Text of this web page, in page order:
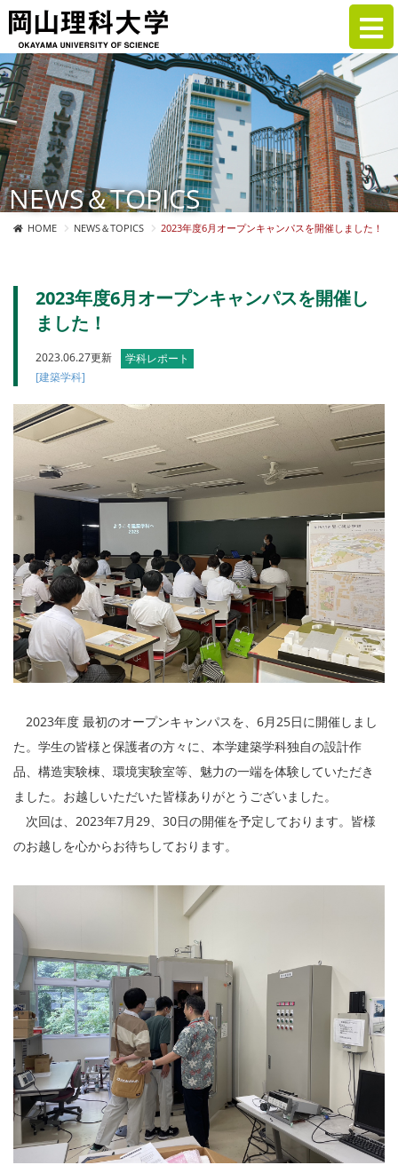
NEWS＆TOPICS
HOME NEWS＆TOPICS 2023年度6月オープンキャンパスを開催しました！
2023年度6月オープンキャンパスを開催し
ました！
2023.06.27更新
学科レポート
[建築学科]
2023年度 最初のオープンキャンパスを、6月25日に開催しまし
た。学生の皆様と保護者の方々に、本学建築学科独自の設計作
品、構造実験棟、環境実験室等、魅力の一端を体験していただき
ました。お越しいただいた皆様ありがとうございました。
次回は、2023年7月29、30日の開催を予定しております。皆様
のお越しを心からお待ちしております。